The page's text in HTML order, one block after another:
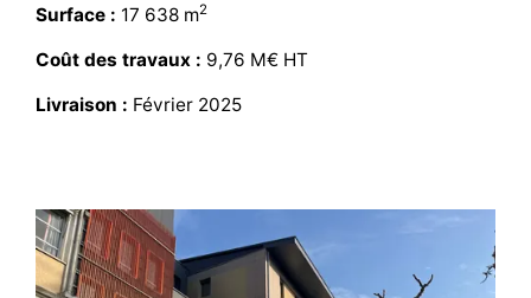
Surface : 17 638 m2
Coût des travaux : 9,76 M€ HT
Livraison : Février 2025